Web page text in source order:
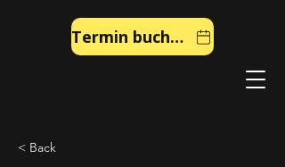
Termin buchen
< Back